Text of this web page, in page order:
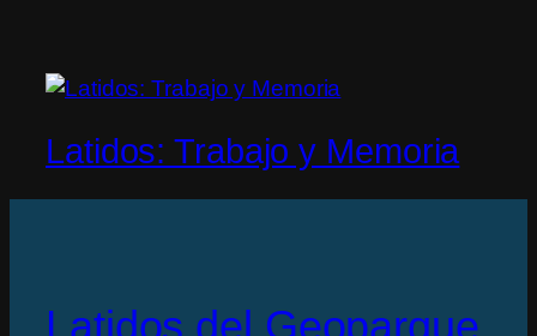
Latidos: Trabajo y Memoria
Latidos del Geoparque